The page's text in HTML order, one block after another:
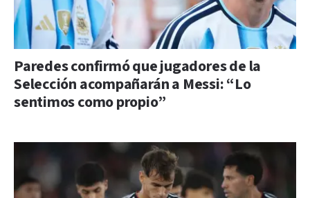
Paredes confirmó que jugadores de la
Selección acompañarán a Messi: “Lo
sentimos como propio”